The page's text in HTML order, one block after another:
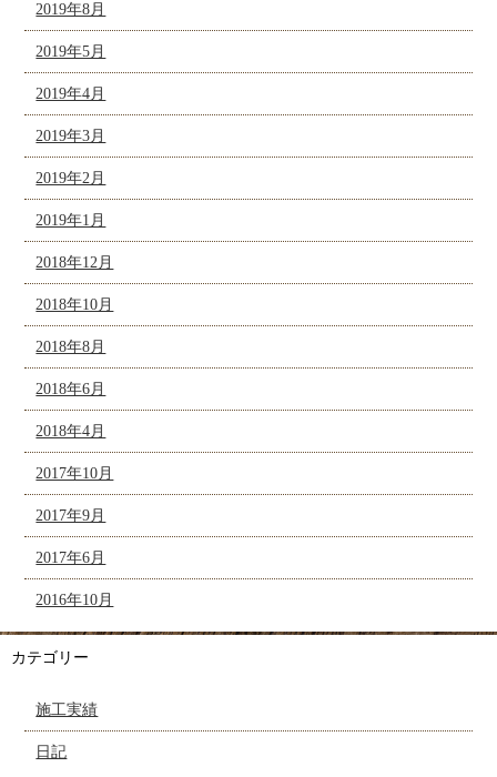
2019年8月
2019年5月
2019年4月
2019年3月
2019年2月
2019年1月
2018年12月
2018年10月
2018年8月
2018年6月
2018年4月
2017年10月
2017年9月
2017年6月
2016年10月
カテゴリー
施工実績
日記